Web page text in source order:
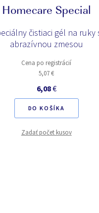
L-Perfector
Homecare Special
čistiaci gél na ruky
abrazívnou zmesou
Cena po registrácií
5,07 €
6,08€
DO KOŠÍKA
Zadať počet kusov